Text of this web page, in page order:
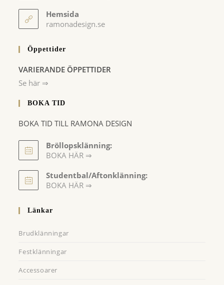
Hemsida
ramonadesign.se
Öppettider
VARIERANDE ÖPPETTIDER
Se här ⇒
BOKA TID
BOKA TID TILL RAMONA DESIGN
Bröllopsklänning:
BOKA HÄR ⇒
in
a
tab
Studentbal/Aftonklänning:
BOKA HÄR ⇒
Länkar
Brudklänningar
Festklänningar
Accessoarer